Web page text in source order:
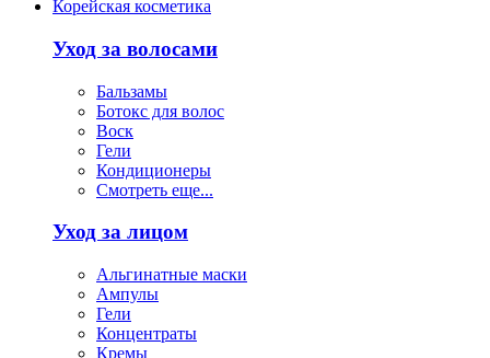
Корейская косметика
Уход за волосами
Бальзамы
Ботокс для волос
Воск
Гели
Кондиционеры
Смотреть еще...
Уход за лицом
Альгинатные маски
Ампулы
Гели
Концентраты
Кремы